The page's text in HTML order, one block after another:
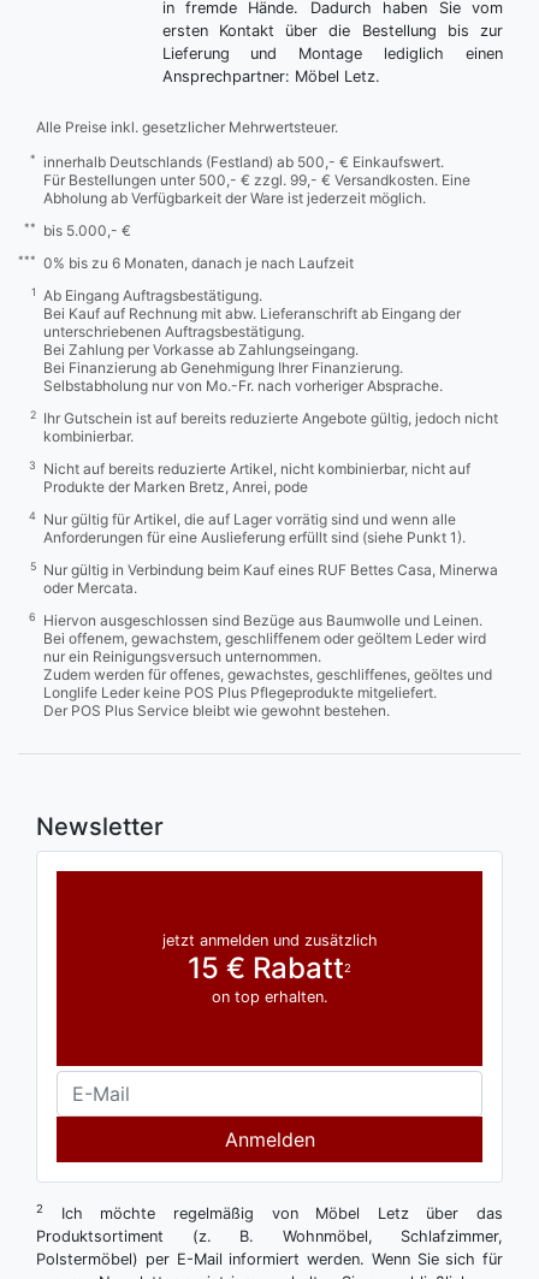
in fremde Hände. Dadurch haben Sie vom
ersten Kontakt über die Bestellung bis zur
Lieferung und Montage lediglich einen
Ansprechpartner: Möbel Letz.
Alle Preise inkl. gesetzlicher Mehrwertsteuer.
*
innerhalb Deutschlands (Festland) ab 500,- € Einkaufswert.
Für Bestellungen unter 500,- € zzgl. 99,- € Versandkosten. Eine
Abholung ab Verfügbarkeit der Ware ist jederzeit möglich.
** bis 5.000,- €
*** 0% bis zu 6 Monaten, danach je nach Laufzeit
1
Ab Eingang Auftragsbestätigung.
Bei Kauf auf Rechnung mit abw. Lieferanschrift ab Eingang der
unterschriebenen Auftragsbestätigung.
Bei Zahlung per Vorkasse ab Zahlungseingang.
Bei Finanzierung ab Genehmigung Ihrer Finanzierung.
Selbstabholung nur von Mo.-Fr. nach vorheriger Absprache.
2
Ihr Gutschein ist auf bereits reduzierte Angebote gültig, jedoch nicht
kombinierbar.
3
Nicht auf bereits reduzierte Artikel, nicht kombinierbar, nicht auf
Produkte der Marken Bretz, Anrei, pode
4
Nur gültig für Artikel, die auf Lager vorrätig sind und wenn alle
Anforderungen für eine Auslieferung erfüllt sind (siehe Punkt 1).
5
Nur gültig in Verbindung beim Kauf eines RUF Bettes Casa, Minerwa
oder Mercata.
6
Hiervon ausgeschlossen sind Bezüge aus Baumwolle und Leinen.
Bei offenem, gewachstem, geschliffenem oder geöltem Leder wird
nur ein Reinigungsversuch unternommen.
Zudem werden für offenes, gewachstes, geschliffenes, geöltes und
Longlife Leder keine POS Plus Pflegeprodukte mitgeliefert.
Der POS Plus Service bleibt wie gewohnt bestehen.
Newsletter
jetzt anmelden und zusätzlich
15 € Rabatt2
on top erhalten.
Anmelden
2
Ich möchte regelmäßig von Möbel Letz über das
Produktsortiment (z. B. Wohnmöbel, Schlafzimmer,
Polstermöbel) per E-Mail informiert werden. Wenn Sie sich für